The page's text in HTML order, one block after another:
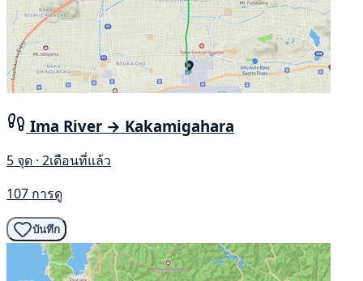
Ima River → Kakamigahara
5 จุด · 2เดือนที่แล้ว
107 การดู
บันทึก